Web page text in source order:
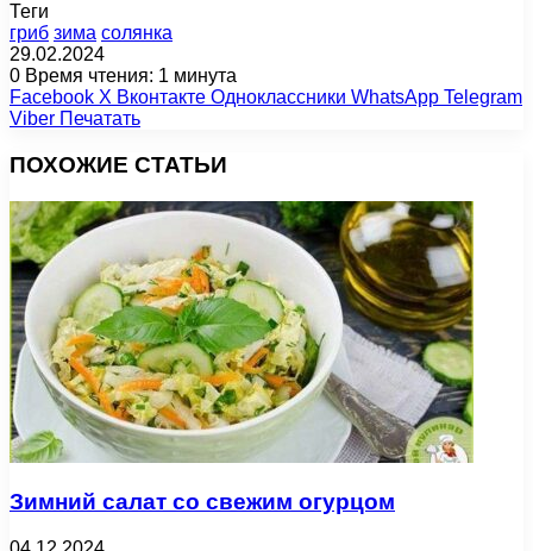
Теги
гриб зима солянка
29.02.2024
0 Время чтения: 1 минута
Facebook X Вконтакте Одноклассники WhatsApp Telegram
Viber Печатать
ПОХОЖИЕ СТАТЬИ
Зимний салат со свежим огурцом